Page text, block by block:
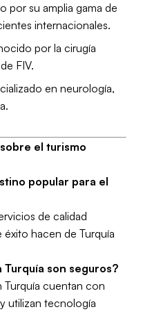
por su amplia gama de
internacionales.
por la cirugía
FIV.
en neurología,
el turismo
popular para el
de calidad
éxito hacen de Turquía
Turquía son seguros?
Turquía cuentan con
utilizan tecnología